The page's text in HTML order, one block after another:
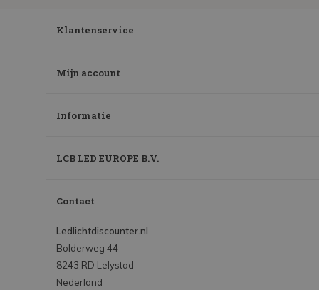
Klantenservice
Mijn account
Informatie
LCB LED EUROPE B.V.
Contact
Ledlichtdiscounter.nl
Bolderweg 44
8243 RD Lelystad
Nederland